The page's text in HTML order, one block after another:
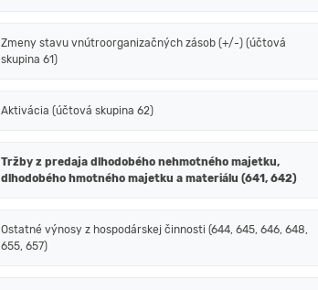
Zmeny stavu vnútroorganizačných zásob (+/-) (účtová
skupina 61)
Aktivácia (účtová skupina 62)
Tržby z predaja dlhodobého nehmotného majetku,
dlhodobého hmotného majetku a materiálu (641, 642)
Ostatné výnosy z hospodárskej činnosti (644, 645, 646, 648,
655, 657)